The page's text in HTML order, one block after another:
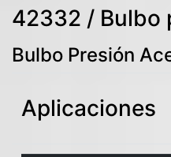
42332 / Bulbo
Bulbo Presión
Aplicaciones